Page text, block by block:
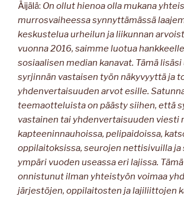
Äijälä: On ollut hienoa olla mukana
murrosvaiheessa synnyttämässä
keskustelua urheilun ja liikunnan
vuonna 2016, saimme luotua
sosiaalisen median kanavat. Tämä
syrjinnän vastaisen työn näkyvyyttä ja
yhdenvertaisuuden arvot esille.
teemaotteluista on päästy siihen, että
vastainen tai yhdenvertaisuuden viesti
kapteeninnauhoissa, pelipaidoissa,
oppilaitoksissa, seurojen nettisivuilla ja
ympäri vuoden useassa eri lajissa.
onnistunut ilman yhteistyön voimaa
järjestöjen, oppilaitosten ja lajiliittojen